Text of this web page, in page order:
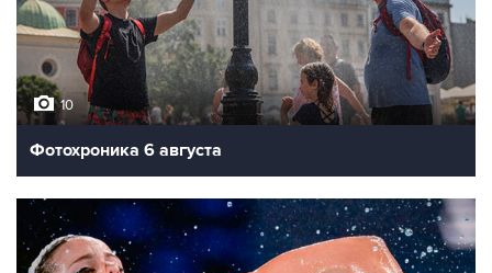
10
Фотохроника 6 августа